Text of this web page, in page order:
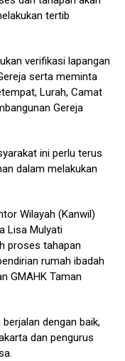
tertib
verifikasi lapangan
serta meminta
Lurah, Camat
Gereja
ini perlu terus
dalam melakukan
Wilayah (Kanwil)
Lisa Mulyati
proses tahapan
rumah ibadah
GMAHK Taman
dengan baik,
dan pengurus